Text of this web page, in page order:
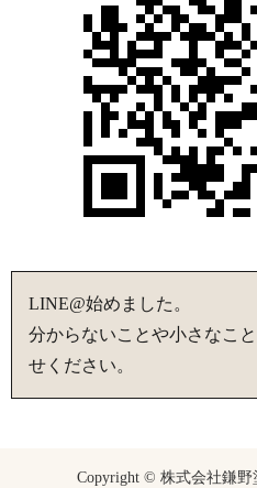
LINE@始めました。
分からないことや小さなこ
せください。
Copyright © 株式会社鎌野